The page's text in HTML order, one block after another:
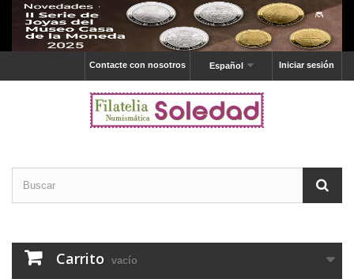
Iniciar sesión
Español
Contacte con nosotros
Carrito vacío